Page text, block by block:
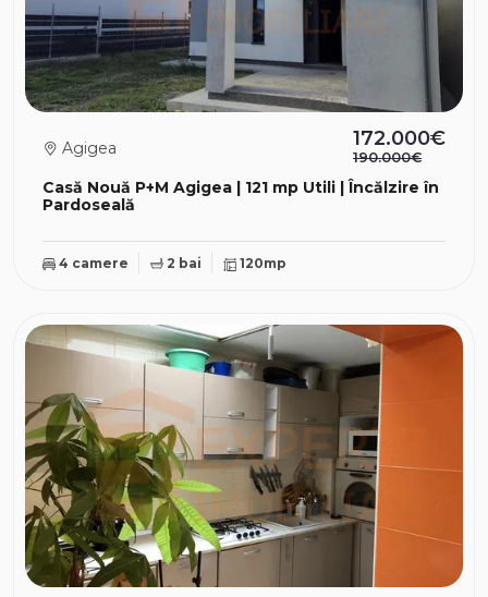
Casă Nouă P+M Agigea | 121 mp Utili | Încălzire în
Pardoseală
Agigea 172.000€
190.000€
4 camere 2 bai 120mp